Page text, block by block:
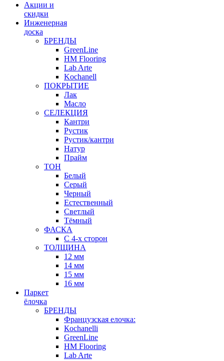
Акции и
скидки
Инженерная
доска
БРЕНДЫ
GreenLine
HM Flooring
Lab Arte
Kochanell
ПОКРЫТИЕ
Лак
Масло
СЕЛЕКЦИЯ
Кантри
Рустик
Рустик/кантри
Натур
Прайм
ТОН
Белый
Серый
Черный
Естественный
Светлый
Тёмный
ФАСКА
С 4-х сторон
ТОЛЩИНА
12 мм
14 мм
15 мм
16 мм
Паркет
ёлочка
БРЕНДЫ
Французская елочка:
Кochanelli
GreenLine
HM Flooring
Lab Arte